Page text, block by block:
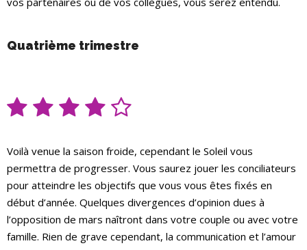
Quatrième trimestre
Voilà venue la saison froide, cependant le Soleil vous
permettra de progresser. Vous saurez jouer les conciliateurs
pour atteindre les objectifs que vous vous êtes fixés en
début d’année. Quelques divergences d’opinion dues à
l’opposition de mars naîtront dans votre couple ou avec votre
famille. Rien de grave cependant, la communication et l’amour